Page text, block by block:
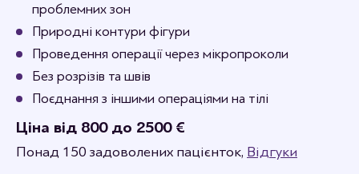
проблемних зон
Природні контури фігури
Проведення операції через мікропроколи
Без розрізів та швів
Поєднання з іншими операціями на тілі
Ціна від 800 до 2500 €
Понад 150 задоволених пацієнток, Відгуки